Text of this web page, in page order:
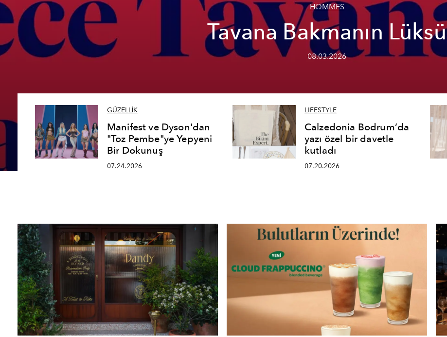
HOMMES
Tavana Bakmanın Lüksü
08.03.2026
GÜZELLİK
Manifest ve Dyson'dan
"Toz Pembe"ye Yepyeni
Bir Dokunuş
07.24.2026
LIFESTYLE
Calzedonia Bodrum’da
yazı özel bir davetle
kutladı
07.20.2026